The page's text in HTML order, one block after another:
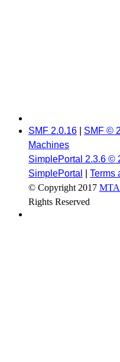
SMF 2.0.16 SMF ©
Machines
SimplePortal 2.3.6 ©
SimplePortal
Terms
© Copyright 2017
Rights Reserved